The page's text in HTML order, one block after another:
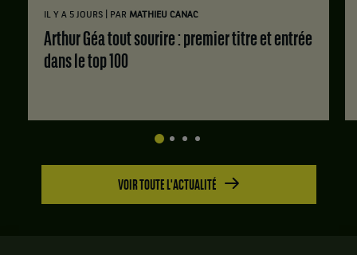
IL Y A 5 JOURS PAR MATHIEU CANAC
Arthur Géa tout sourire : premier titre et entrée
dans le top 100
VOIR TOUTE L'ACTUALITÉ